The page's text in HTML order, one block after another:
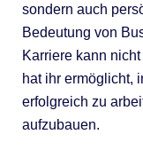
sondern auch
Bedeutung von
Karriere kann
hat ihr ermöglicht,
erfolgreich zu
aufzubauen.